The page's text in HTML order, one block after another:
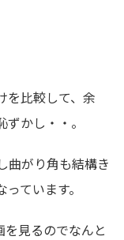
を比較して、余
かし・・。
曲がり角も結構き
ています。
見るのでなんと